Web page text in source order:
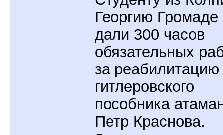
Георгию Громаде
дали 300 часов
обязательных
за реабилитацию
гитлеровского
пособника
Петр Краснова.